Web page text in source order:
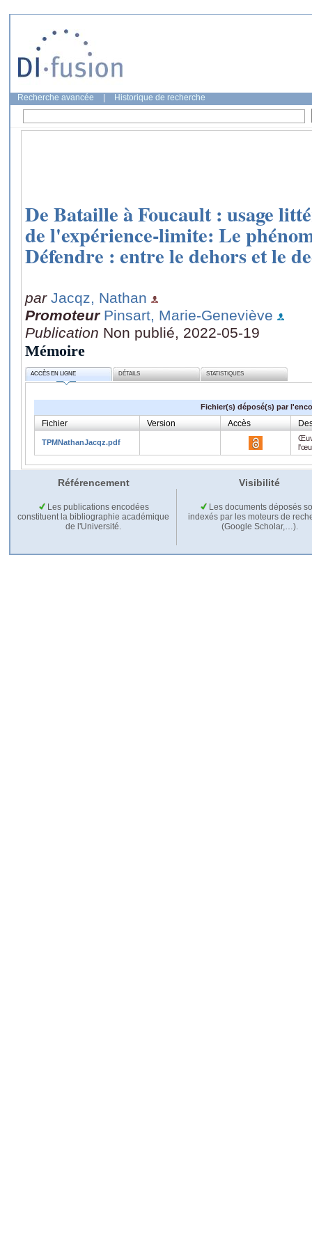
Recherche avancée Historique de recherche
De Bataille à Foucault : usage
de l'expérience-limite: Le
Défendre : entre le dehors et le
par Jacqz, Nathan
Promoteur Pinsart, Marie-Geneviève
Publication Non publié, 2022-05-19
Mémoire
ACCÈS EN LIGNE DÉTAILS STATISTIQUES
Fichier(s) déposé(s) par
Fichier Version Accès
TPMNathanJacqz.pdf
Référencement Visibilité
Les publications encodées
constituent la bibliographie académique
de l'Université.
Les documents déposés
indexés par les moteurs de
(Google Scholar,…).